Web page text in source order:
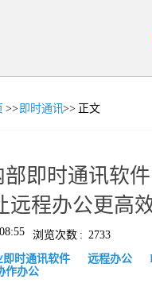
>> 即时通讯>> 正文
部即时通讯软
远程办公更高
浏览次数 : 2733
即时通讯软件 远程办公
作办公